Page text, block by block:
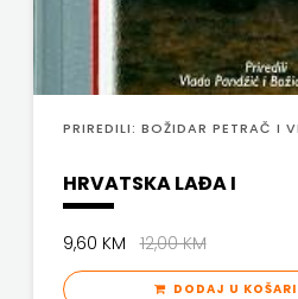
NARODNA
KNJIŽNICA
HNŽ/K
NAŠA
NAŠA
PRIREDILI: BOŽIDAR PETRAČ I
HRVATSKA LAĐA I
9,60 KM12,00 KM
DODAJ U